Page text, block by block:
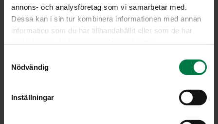
annons- och analysföretag som vi samarbetar med.
Dessa kan i sin tur kombinera informationen med annan
information som du har tillhandahållit eller som de har
Nödvändig
Inställningar
Lisää kattilaan ruokakerma, kuumenna ja sekoita. Lisää
tuoretta ruohosipulia ja basilikaa tai tilliä. Tarjoa
kaalipata ruisleivän kanssa.